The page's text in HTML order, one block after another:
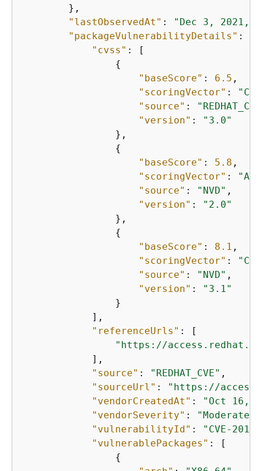
        },
"lastObservedAt" :
"Dec 3, 2021,
"packageVulnerabilityDetails" :
"cvss" : [
{
"baseScore" : 6.5 ,
"scoringVector" :
"source" :
"version" :
"3.0"
                },
{
"baseScore" : 5.8 ,
"scoringVector" :
"source" : "NVD" ,
"version" :
"2.0"
                },
{
"baseScore" : 8.1 ,
"scoringVector" :
"source" : "NVD" ,
"version" :
"3.1"
                }
            ],
"referenceUrls" : [
"https://
            ],
"source" : "REDHAT_CVE" ,
"sourceUrl" :
"https://
"vendorCreatedAt" :
"Oct 16,
"vendorSeverity" : "Moderate"
"vulnerabilityId" :
"CVE-
"vulnerablePackages" : [
{